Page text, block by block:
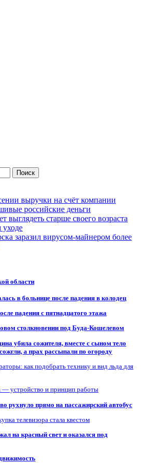
выручки на счёт компании
российские деньги
выглядеть старше своего возраста
заразил вирусом-майнером более
области
в больнице после падения в колодец
падения с пятнадцатого этажа
столкновении под Буда-Кошелевом
убила сожителя, вместе с сыном тело
а прах рассыпали по огороду
как подобрать технику и вид льда для
— устройство и принцип работы
рухнуло прямо на пассажирский автобус
телевизора стала квестом
на красный свет и оказался под